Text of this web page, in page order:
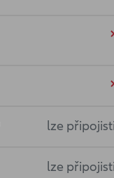
lze
lze